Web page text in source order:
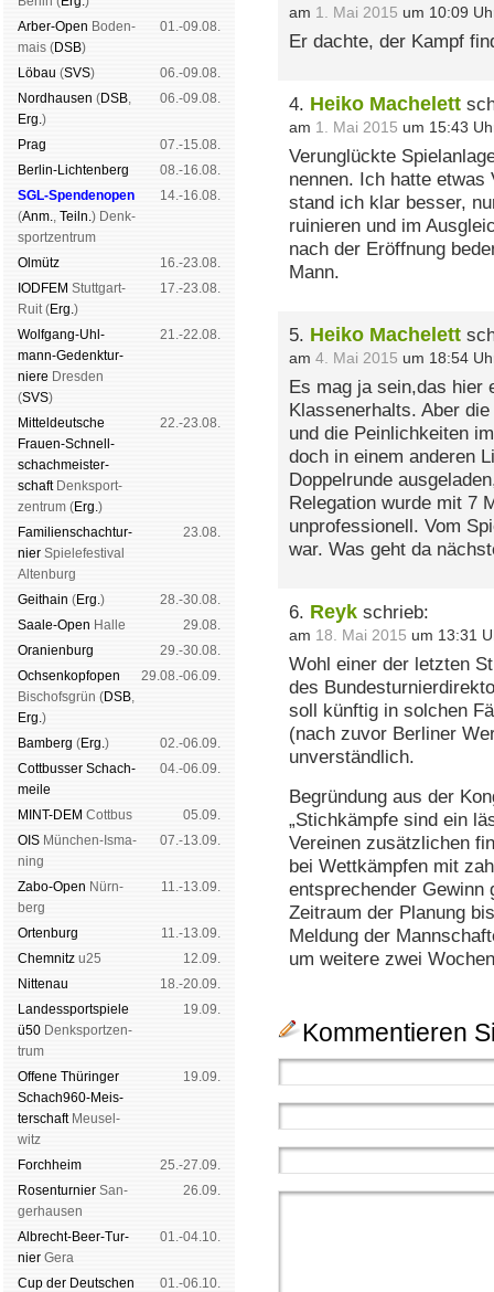
Arber-Open Boden­
mais (DSB)
01.-09.08.
Lö­bau (SVS)
06.-09.08.
Nord­hau­sen (DSB,
Erg.)
06.-09.08.
Prag
07.-15.08.
Berlin-Lich­ten­berg
08.-16.08.
SGL-Spenden­open
(Anm., Teiln.) Denk­
sport­zen­trum
14.-16.08.
Ol­mütz
16.-23.08.
IODFEM Stutt­gart-
Ruit (Erg.)
17.-23.08.
Wolf­gang-Uhl­
mann-Ge­denk­tur­
niere Dres­den
(SVS)
21.-22.08.
Mit­tel­deu­tsche
Frauen-Schnell­
schach­meis­ter­
schaftDenk­sport­
zen­trum (Erg.)
22.-23.08.
Familien­schach­tur­
nier Spiele­fes­ti­val
Al­ten­burg
23.08.
Geit­hain (Erg.)
28.-30.08.
Saale-Open Halle
29.08.
Oranien­burg
29.-30.08.
Och­sen­kopf­open
Bischofs­grün (DSB,
Erg.)
29.08.-06.09.
Bam­berg (Erg.)
02.-06.09.
Cott­busser Schach­
meile
04.-06.09.
MINT-DEM Cott­bus
05.09.
OIS Mün­chen-Is­ma­
ning
07.-13.09.
Zabo-Open Nürn­
berg
11.-13.09.
Orten­burg
11.-13.09.
Chem­nitz u25
12.09.
Nitte­nau
18.-20.09.
Landes­sport­spiele
ü50 Denk­sport­zen­
trum
19.09.
Offene Thü­rin­ger
Schach960-Meis­
ter­schaftMeu­sel­
witz
19.09.
Forch­heim
25.-27.09.
Rosen­tur­nier San­
ger­hau­sen
26.09.
Albrecht-Beer-Tur­
nier Ge­ra
01.-04.10.
Cup der Deut­schen
01.-06.10.
am 1. Mai 2015 um 10:09
Er dachte, der Kampf
4. Heiko Machelett
am 1. Mai 2015 um 15:43
Verunglückte
nennen. Ich hatte etwas
stand ich klar besser,
ruinieren und im
nach der Eröffnung
Mann.
5. Heiko Machelett
am 4. Mai 2015 um 18:54
Es mag ja sein,das hier
Klassenerhalts. Aber
und die Peinlichkeiten
doch in einem anderen
Doppelrunde
Relegation wurde mit 7
unprofessionell. Vom
war. Was geht da
6. Reyk schrieb:
am 18. Mai 2015 um 13:31
Wohl einer der letzten
des
soll künftig in solchen
(nach zuvor Berliner
unverständlich.
Begründung aus der
„Stichkämpfe sind ein
Vereinen zusätzlichen
bei Wettkämpfen mit
entsprechender Gewinn
Zeitraum der Planung
Meldung der
um weitere zwei
Kommentieren